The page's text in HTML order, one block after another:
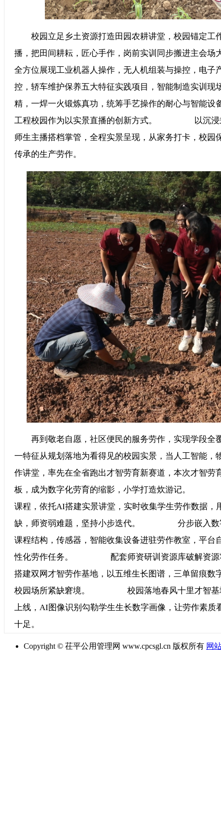
校园立足乡土资源打造田园农耕讲堂，校园锚定工
播，把田间耕耘，匠心手作，岗前实训同步搬进
全方位展现工业机器人操作，无人机组装与操控，电子
控，轿车维护保养五大特征实践项目，智能制造
精，一焊一火锻炼真功，统筹手艺操作的耐心与智能设
工程校园作为以实景直播的创新方式。 以沉浸式
师生主播搭档掌管，全程实景呈现，从家务打卡，校园
传承的生产劳作。
再到敬老自愿，社区便民的服务劳作，实现学段全
一特征从规划落地为看得见的校园实景，当人工
作讲堂，率先在全省跑出才智劳育新赛道，本次才智劳
板，成为数字化劳育的缩影，小学打造炊游记。
课程，依托AI搭建实景讲堂，实时收集学生劳作数据，
缺，师资弱难题，坚持小步迭代。 分步嵌入数字
课程结构，传感器，智能收集设备进驻劳作教室，平台
性化劳作任务。 配套师资研训资源库破解资源零
搭建双网才智劳作基地，以五维生长图谱，三单留痕数
校园场所紧缺窘境。 校园落地春风十里才智基地
上线，AI图像识别勾勒学生生长数字画像，让劳作素质
十足。
Copyright © 茌平公用管理网 www.cpcsgl.cn 版权所有 网